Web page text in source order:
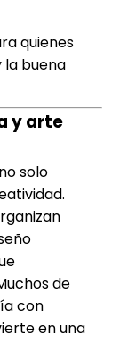
quienes
la buena
y arte
solo
de
con
en una